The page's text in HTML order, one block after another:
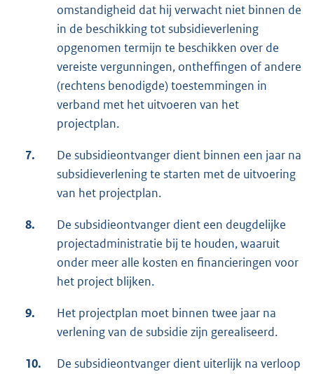
omstandigheid dat hij verwacht niet binnen de
in de beschikking tot subsidieverlening
opgenomen termijn te beschikken over de
vereiste vergunningen, ontheffingen of andere
(rechtens benodigde) toestemmingen in
verband met het uitvoeren van het
projectplan.
7.
De subsidieontvanger dient binnen een jaar na
subsidieverlening te starten met de uitvoering
van het projectplan.
8.
De subsidieontvanger dient een deugdelijke
projectadministratie bij te houden, waaruit
onder meer alle kosten en financieringen voor
het project blijken.
9.
Het projectplan moet binnen twee jaar na
verlening van de subsidie zijn gerealiseerd.
10.
De subsidieontvanger dient uiterlijk na verloop